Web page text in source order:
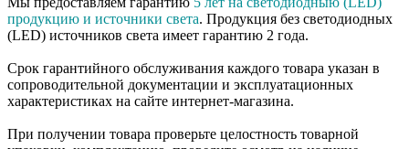
продукцию и источники света. Продукция без светодиодных
(LED) источников света имеет гарантию 2 года.
Срок гарантийного обслуживания каждого товара указан в
сопроводительной документации и эксплуатационных
характеристиках на сайте интернет-магазина.
При получении товара проверьте целостность товарной